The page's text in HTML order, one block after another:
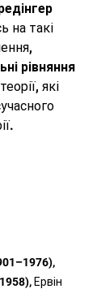
на такі
рівняння
які
Ервін